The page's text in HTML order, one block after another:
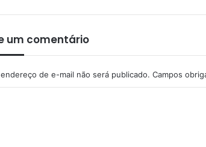
um comentário
de e-mail não será publicado. Campos